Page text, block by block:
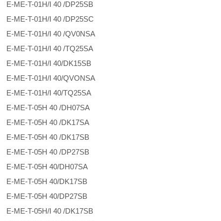
E-ME-T-01H/I 40 /DP25SB
E-ME-T-01H/I 40 /DP25SC
E-ME-T-01H/I 40 /QV0NSA
E-ME-T-01H/I 40 /TQ25SA
E-ME-T-01H/I 40/DK15SB
E-ME-T-01H/I 40/QVONSA
E-ME-T-01H/I 40/TQ25SA
E-ME-T-05H 40 /DH07SA
E-ME-T-05H 40 /DK17SA
E-ME-T-05H 40 /DK17SB
E-ME-T-05H 40 /DP27SB
E-ME-T-05H 40/DH07SA
E-ME-T-05H 40/DK17SB
E-ME-T-05H 40/DP27SB
E-ME-T-05H/I 40 /DK17SB